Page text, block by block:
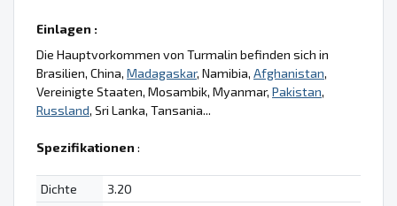
Einlagen :
Die Hauptvorkommen von Turmalin befinden sich in
Brasilien, China, Madagaskar, Namibia, Afghanistan,
Vereinigte Staaten, Mosambik, Myanmar, Pakistan,
Russland, Sri Lanka, Tansania...
Spezifikationen :
Dichte
3.20